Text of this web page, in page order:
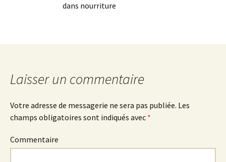
dans nourriture
Laisser un commentaire
Votre adresse de messagerie ne sera pas publiée. Les
champs obligatoires sont indiqués avec *
Commentaire